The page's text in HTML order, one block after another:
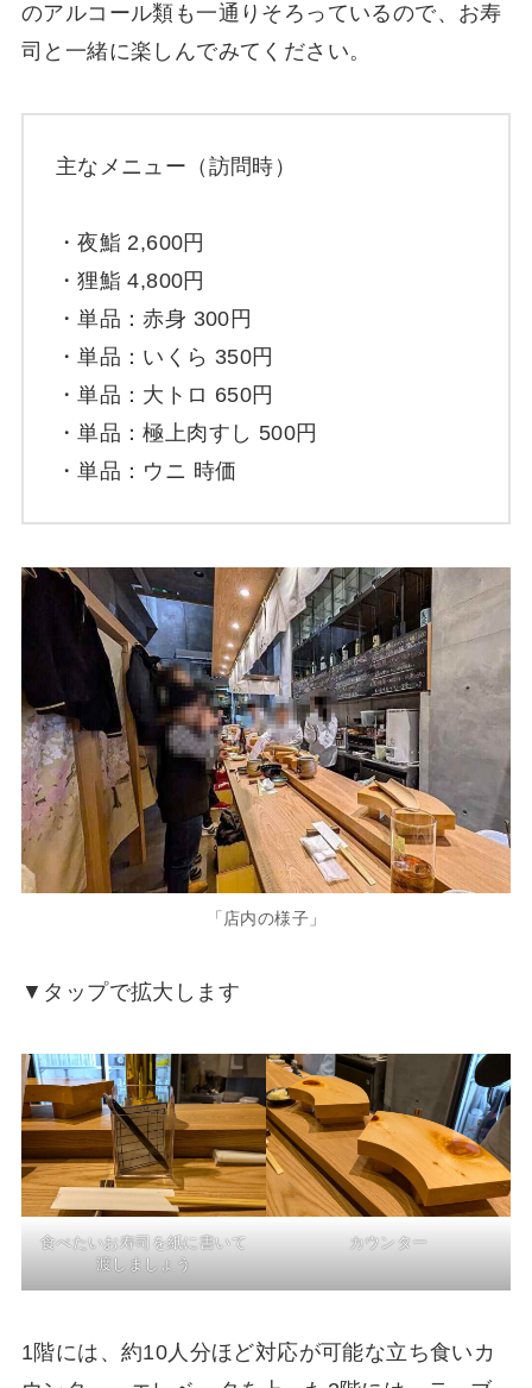
のアルコール類も一通りそろっているので、お寿
司と一緒に楽しんでみてください。
主なメニュー（訪問時）
・夜鮨 2,600円
・狸鮨 4,800円
・単品：赤身 300円
・単品：いくら 350円
・単品：大トロ 650円
・単品：極上肉すし 500円
・単品：ウニ 時価
「店内の様子」
▼タップで拡大します
食べたいお寿司を紙に書いて
渡しましょう
カウンター
1階には、約10人分ほど対応が可能な立ち食いカ